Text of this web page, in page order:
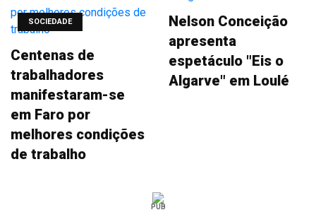
SOCIEDADE
Centenas de
trabalhadores
manifestaram-se
em Faro por
melhores condições
de trabalho
Nelson Conceição
apresenta
espetáculo "Eis o
Algarve" em Loulé
PUB